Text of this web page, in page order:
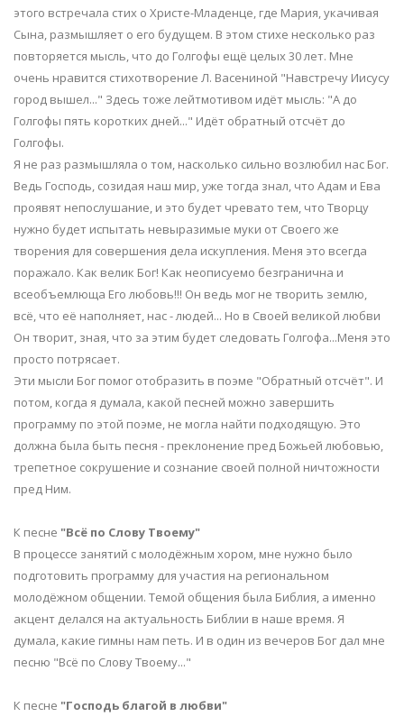
этого встречала стих о Христе-Младенце, где Мария, укачивая
Сына, размышляет о его будущем. В этом стихе несколько раз
повторяется мысль, что до Голгофы ещё целых 30 лет. Мне
очень нравится стихотворение Л. Васениной "Навстречу Иисусу
город вышел..." Здесь тоже лейтмотивом идёт мысль: "А до
Голгофы пять коротких дней..." Идёт обратный отсчёт до
Голгофы.
Я не раз размышляла о том, насколько сильно возлюбил нас Бог.
Ведь Господь, созидая наш мир, уже тогда знал, что Адам и Ева
проявят непослушание, и это будет чревато тем, что Творцу
нужно будет испытать невыразимые муки от Своего же
творения для совершения дела искупления. Меня это всегда
поражало. Как велик Бог! Как неописуемо безгранична и
всеобъемлюща Его любовь!!! Он ведь мог не творить землю,
всё, что её наполняет, нас - людей... Но в Своей великой любви
Он творит, зная, что за этим будет следовать Голгофа...Меня это
просто потрясает.
Эти мысли Бог помог отобразить в поэме "Обратный отсчёт". И
потом, когда я думала, какой песней можно завершить
программу по этой поэме, не могла найти подходящую. Это
должна была быть песня - преклонение пред Божьей любовью,
трепетное сокрушение и сознание своей полной ничтожности
пред Ним.
К песне "Всё по Слову Твоему"
В процессе занятий с молодёжным хором, мне нужно было
подготовить программу для участия на региональном
молодёжном общении. Темой общения была Библия, а именно
акцент делался на актуальность Библии в наше время. Я
думала, какие гимны нам петь. И в один из вечеров Бог дал мне
песню "Всё по Слову Твоему..."
К песне "Господь благой в любви"